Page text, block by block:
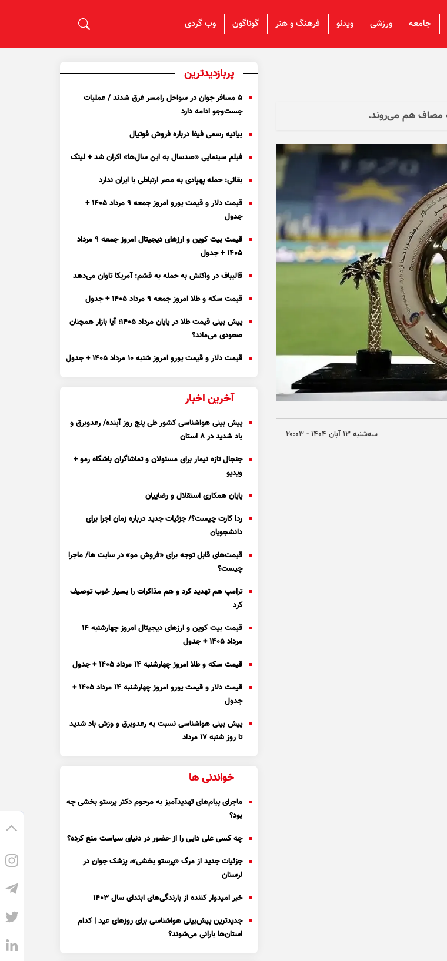
جامعه ورزشی ویدئو فرهنگ و هنر گوناگون وب گردی
سه‌شنبه ۱۳ آبان ۱۴۰۴ - ۲۰:۰۳
پربازدیدترین
۵ مسافر جوان در سواحل رامسر غرق شدند / عملیات
جست‌و‌جو ادامه دارد
بیانیه رسمی فیفا درباره فروش فوتیال
فیلم سینمایی «صدسال به این سال‌ها» اکران شد + لینک
بقائی: حمله پهپادی به مصر ارتباطی با ایران ندارد
قیمت دلار و قیمت یورو امروز جمعه ۹ مرداد ۱۴۰۵ +
جدول
قیمت بیت کوین و ارز‌های دیجیتال امروز جمعه ۹ مرداد
۱۴۰۵ + جدول
قالیباف در واکنش به حمله به قشم: آمریکا تاوان می‌دهد
قیمت سکه و طلا امروز جمعه ۹ مرداد ۱۴۰۵ + جدول
پیش بینی قیمت طلا در پایان مرداد 1405؛ آیا بازار همچنان
صعودی می‌ماند؟
قیمت دلار و قیمت یورو امروز شنبه ۱۰ مرداد ۱۴۰۵ + جدول
آخرین اخبار
پیش بینی هواشناسی کشور طی پنج روز آینده/ رعدوبرق و
باد شدید در ۸ استان
جنجال تازه نیمار برای مسئولان و تماشاگران باشگاه رمو +
ویدیو
پایان همکاری استقلال و رضاییان
ردا کارت چیست؟/ جزئیات جدید درباره زمان اجرا برای
دانشجویان
قیمت‌های قابل توجه برای «فروش مو» در سایت ها/ ماجرا
چیست؟
ترامپ هم تهدید کرد و هم مذاکرات را بسیار خوب توصیف
کرد
قیمت بیت کوین و ارز‌های دیجیتال امروز چهارشنبه ۱۴
مرداد ۱۴۰۵ + جدول
قیمت سکه و طلا امروز چهارشنبه ۱۴ مرداد ۱۴۰۵ + جدول
قیمت دلار و قیمت یورو امروز چهارشنبه ۱۴ مرداد ۱۴۰۵ +
جدول
پیش بینی هواشناسی نسبت به رعدوبرق و وزش باد شدید
تا روز شنبه ۱۷ مرداد
خواندنی ها
ماجرای پیام‌های تهدیدآمیز به مرحوم دکتر پرستو بخشی چه
بود؟
چه کسی علی دایی را از حضور در دنیای سیاست منع کرده؟
جزئیات جدید از مرگ «پرستو بخشی»، پزشک جوان در
لرستان
خبر امیدوار کننده از بارندگی‌های ابتدای سال ۱۴۰۳
جدیدترین پیش‌بینی هواشناسی برای روزهای عید | کدام
استان‌ها بارانی می‌شوند؟